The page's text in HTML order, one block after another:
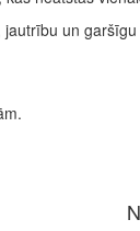
un